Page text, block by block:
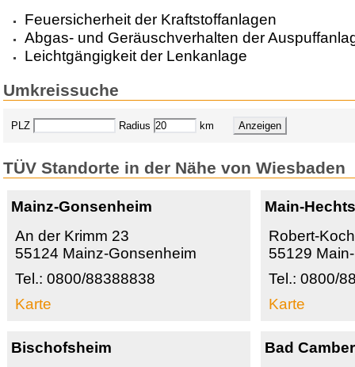
Feuersicherheit der Kraftstoffanlagen
Abgas- und Geräuschverhalten der
Leichtgängigkeit der Lenkanlage
Umkreissuche
PLZ Radius km
TÜV Standorte in der Nähe von Wiesbaden
Mainz-Gonsenheim
An der Krimm 23
55124 Mainz-Gonsenheim
Tel.: 0800/88388838
Karte
Main-
Robert-
55129
Tel.: 0800/
Karte
Bischofsheim
Bad